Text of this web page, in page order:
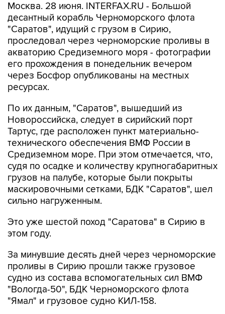
Москва. 28 июня. INTERFAX.RU - Большой
десантный корабль Черноморского флота
"Саратов", идущий с грузом в Сирию,
проследовал через черноморские проливы в
акваторию Средиземного моря - фотографии
его прохождения в понедельник вечером
через Босфор опубликованы на местных
ресурсах.
По их данным, "Саратов", вышедший из
Новороссийска, следует в сирийский порт
Тартус, где расположен пункт материально-
технического обеспечения ВМФ России в
Средиземном море. При этом отмечается, что,
судя по осадке и количеству крупногабаритных
грузов на палубе, которые были покрыты
маскировочными сетками, БДК "Саратов", шел
сильно нагруженным.
Это уже шестой поход "Саратова" в Сирию в
этом году.
За минувшие десять дней через черноморские
проливы в Сирию прошли также грузовое
судно из состава вспомогательных сил ВМФ
"Вологда-50", БДК Черноморского флота
"Ямал" и грузовое судно КИЛ-158.